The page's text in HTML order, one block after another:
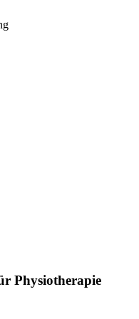
Physiotherapie